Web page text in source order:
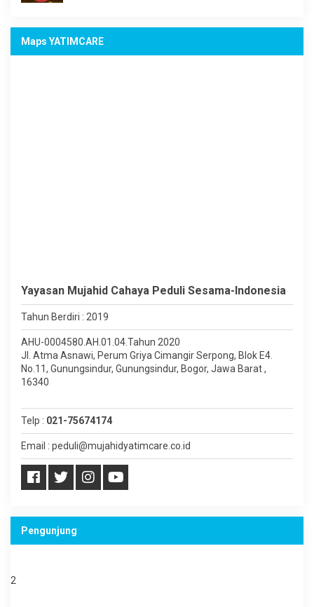
Maps YATIMCARE
Yayasan Mujahid Cahaya Peduli Sesama-Indonesia
Tahun Berdiri : 2019
AHU-0004580.AH.01.04.Tahun 2020
Jl. Atma Asnawi, Perum Griya Cimangir Serpong, Blok E4.
No.11, Gunungsindur, Gunungsindur, Bogor, Jawa Barat ,
16340
Telp : 021-75674174
Email : peduli@mujahidyatimcare.co.id
Pengunjung
2